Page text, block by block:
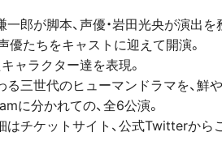
郎が脚本、声優・岩田光央が演出
優たちをキャストに迎えて開演。
ャラクター達を表現。
三世代のヒューマンドラマを、鮮
に分かれての、全6公演。
チケットサイト、公式Twitterから